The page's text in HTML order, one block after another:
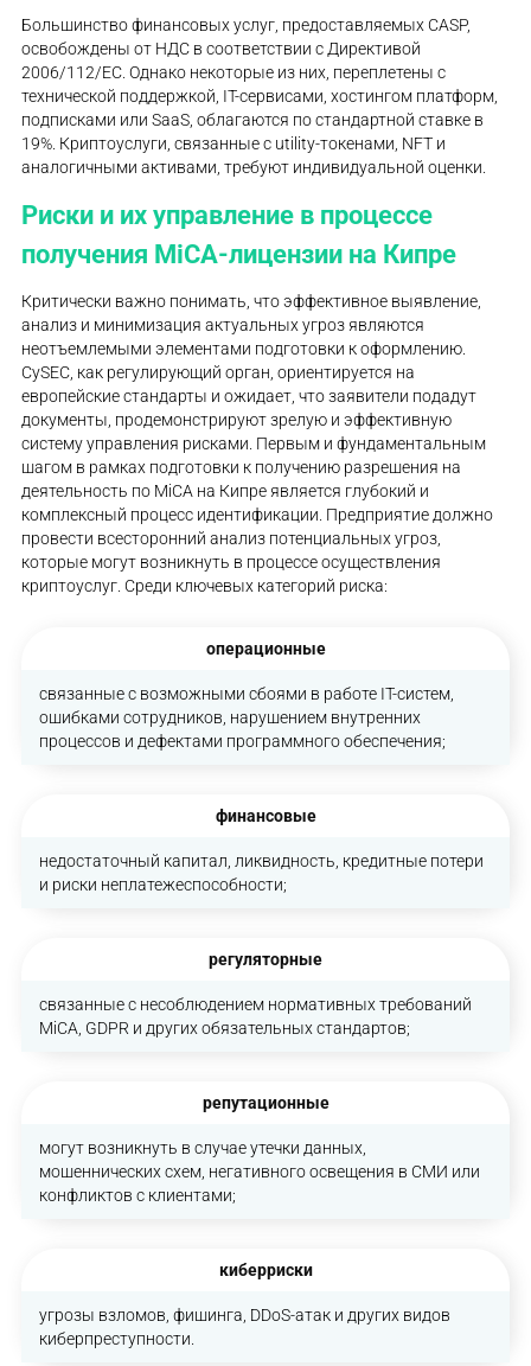
Большинство финансовых услуг, предоставляемых CASP,
освобождены от НДС в соответствии с Директивой
2006/112/EC. Однако некоторые из них, переплетены с
технической поддержкой, IT-сервисами, хостингом платформ,
подписками или SaaS, облагаются по стандартной ставке в
19%. Криптоуслуги, связанные с utility-токенами, NFT и
аналогичными активами, требуют индивидуальной оценки.
Риски и их управление в процессе
получения MiCA-лицензии на Кипре
Критически важно понимать, что эффективное выявление,
анализ и минимизация актуальных угроз являются
неотъемлемыми элементами подготовки к оформлению.
CySEC, как регулирующий орган, ориентируется на
европейские стандарты и ожидает, что заявители подадут
документы, продемонстрируют зрелую и эффективную
систему управления рисками. Первым и фундаментальным
шагом в рамках подготовки к получению разрешения на
деятельность по MiCA на Кипре является глубокий и
комплексный процесс идентификации. Предприятие должно
провести всесторонний анализ потенциальных угроз,
которые могут возникнуть в процессе осуществления
криптоуслуг. Среди ключевых категорий риска:
операционные
связанные с возможными сбоями в работе IT-систем,
ошибками сотрудников, нарушением внутренних
процессов и дефектами программного обеспечения;
финансовые
недостаточный капитал, ликвидность, кредитные потери
и риски неплатежеспособности;
регуляторные
связанные с несоблюдением нормативных требований
MiCA, GDPR и других обязательных стандартов;
репутационные
могут возникнуть в случае утечки данных,
мошеннических схем, негативного освещения в СМИ или
конфликтов с клиентами;
киберриски
угрозы взломов, фишинга, DDoS-атак и других видов
киберпреступности.